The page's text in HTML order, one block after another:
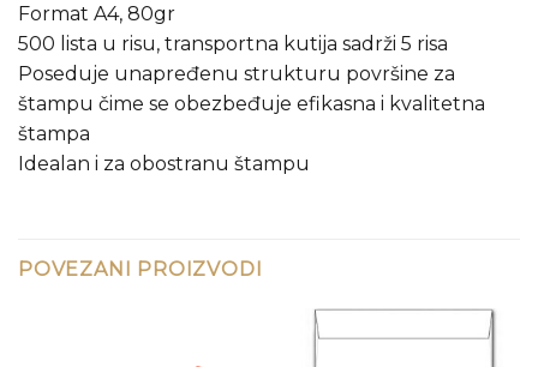
Format A4, 80gr
500 lista u risu, transportna kutija sadrži 5 risa
Poseduje unapređenu strukturu površine za
štampu čime se obezbeđuje efikasna i kvalitetna
štampa
Idealan i za obostranu štampu
POVEZANI PROIZVODI